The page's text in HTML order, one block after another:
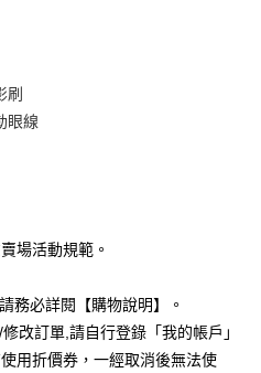
知簡訊。
，方視為交易完成。
繳費，但若您需要取消訂單，請聯絡
訂單仍視為有效，需透過AFTEE先享
」之結帳頁面顯示為準，若有關於
相關疑問，請聯繫「AFTEE先享後付
之「AFTEE先享後付」服務完成之交
資料，並將交易相關給付款項請求債
下網址：
代理人或監護人之同意方可使用
辦者引起之損失，本公司不負相關責
運費
運費
運費
運費
刷
眼線
場活動規範。
務必詳閱【購物說明】。
改訂單,請自行登錄「我的帳戶」
用折價券，一經取消後無法使